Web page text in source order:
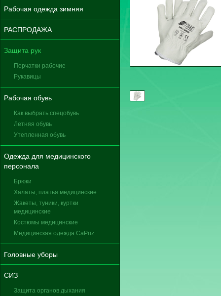
Рабочая одежда зимняя
РАСПРОДАЖА
Защита рук
Перчатки рабочие
Рукавицы
Рабочая обувь
Как выбрать спецобувь
Летняя обувь
Утепленная обувь
Одежда для медицинского
персонала
Брюки
Халаты, платья медицинские
Жакеты, туники, куртки
медицинские
Костюмы медицинские
Медицинская одежда CaPriz
Головные уборы
СИЗ
Защита органов дыхания